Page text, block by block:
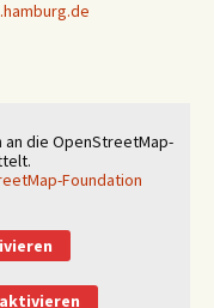
die OpenStreetMap-
Foundation